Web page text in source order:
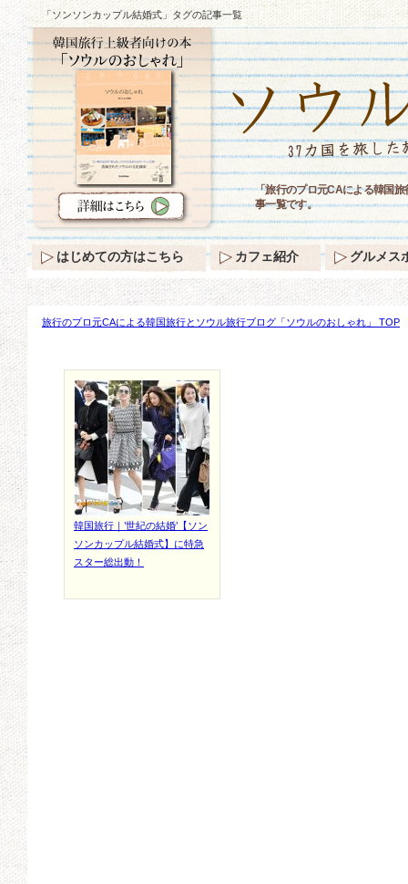
「ソンソンカップル結婚式」タグの記事一覧
旅行のプロ元CAによる韓国旅行とソウル旅行ブログ「ソウルのおしゃれ」 TOP
韓国旅行｜’世紀の結婚’【ソン
ソンカップル結婚式】に特急
スター総出動！
「旅行のプロ元CAによる韓国
事一覧です。
はじめての方はこちら カフェ紹介 グルメス